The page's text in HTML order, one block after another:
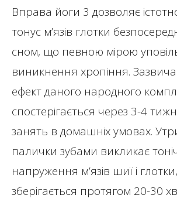
Вправа йоги 3 дозволяє
тонус м’язів глотки
сном, що певною мірою
виникнення хропіння.
ефект даного народного
спостерігається через 3-4
занять в домашніх умовах.
палички зубами викликає
напруження м’язів шиї і
зберігається протягом 20-30